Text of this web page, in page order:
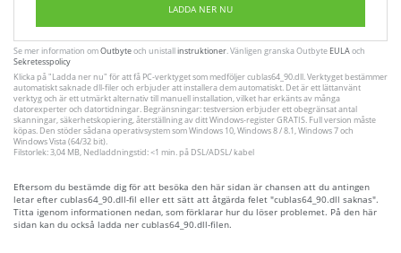
LADDA NER NU
Se mer information omOutbyteoch unistallinstruktioner. Vänligen granska Outbyte EULAoch
Sekretesspolicy
Klicka på"Ladda ner nu" för att få PC-verktyget som medföljer cublas64_90.dll. Verktyget bestämmer
automatiskt saknade dll-filer och erbjuder att installera dem automatiskt. Det är ett lättanvänt
verktyg och är ett utmärkt alternativ till manuell installation, vilket har erkänts av många
datorexperter och datortidningar. Begränsningar: testversion erbjuder ett obegränsat antal
skanningar, säkerhetskopiering, återställning av ditt Windows-register GRATIS. Full version måste
köpas. Den stöder sådana operativsystem som Windows 10, Windows 8 / 8.1, Windows 7 och
Windows Vista (64/32 bit).
Filstorlek: 3,04 MB, Nedladdningstid: <1 min. på DSL/ADSL/ kabel
Eftersom du bestämde dig för att besöka den här sidan är chansen att du antingen
letar efter cublas64_90.dll-fil eller ett sätt att åtgärda felet "cublas64_90.dll saknas".
Titta igenom informationen nedan, som förklarar hur du löser problemet. På den här
sidan kan du också ladda ner cublas64_90.dll-filen.